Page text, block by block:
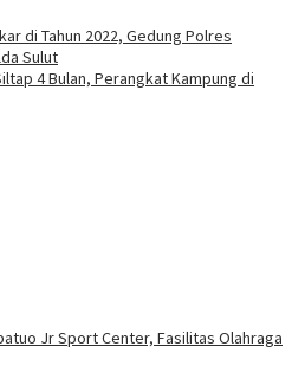
di Tahun 2022, Gedung Polres
Sulut
4 Bulan, Perangkat Kampung di
Jr Sport Center, Fasilitas Olahraga